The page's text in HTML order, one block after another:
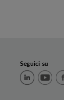
Seguici su